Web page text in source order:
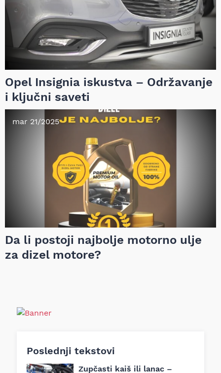
Opel Insignia iskustva – Održavanje
i ključni saveti
mar 21/2025
Da li postoji najbolje motorno ulje
za dizel motore?
Poslednji tekstovi
Zupčasti kaiš ili lanac –